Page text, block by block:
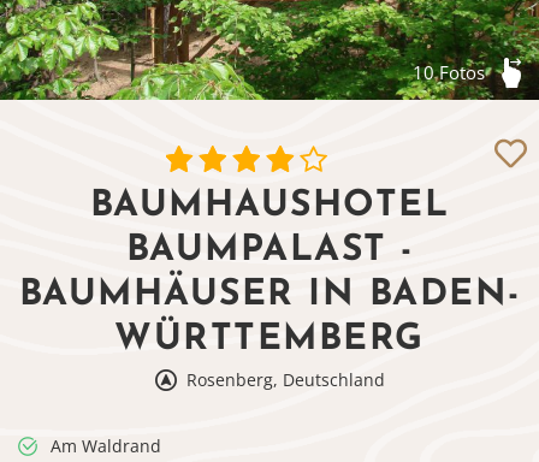
10 Fotos
BAUMHAUSHOTEL
BAUMPALAST -
BAUMHÄUSER IN BADEN-
WÜRTTEMBERG
Rosenberg, Deutschland
Am Waldrand